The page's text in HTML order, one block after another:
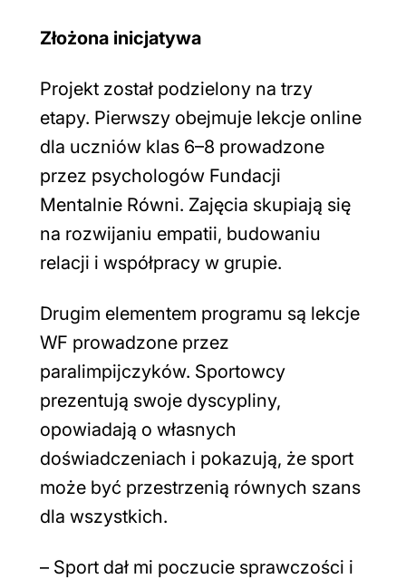
Złożona inicjatywa
Projekt został podzielony na trzy
etapy. Pierwszy obejmuje lekcje online
dla uczniów klas 6–8 prowadzone
przez psychologów Fundacji
Mentalnie Równi. Zajęcia skupiają się
na rozwijaniu empatii, budowaniu
relacji i współpracy w grupie.
Drugim elementem programu są lekcje
WF prowadzone przez
paralimpijczyków. Sportowcy
prezentują swoje dyscypliny,
opowiadają o własnych
doświadczeniach i pokazują, że sport
może być przestrzenią równych szans
dla wszystkich.
– Sport dał mi poczucie sprawczości i